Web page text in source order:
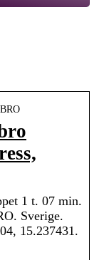
1 t. 07 min.
Sverige.
15.237431.